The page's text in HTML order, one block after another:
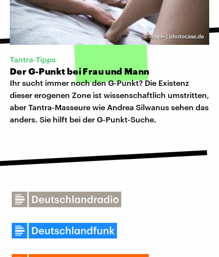
©~mya~ | photocase.de
Tantra-Tipps
Der G-Punkt bei Frau und Mann
Ihr sucht immer noch den G-Punkt? Die Existenz
dieser erogenen Zone ist wissenschaftlich umstritten,
aber Tantra-Masseure wie Andrea Silwanus sehen das
anders. Sie hilft bei der G-Punkt-Suche.